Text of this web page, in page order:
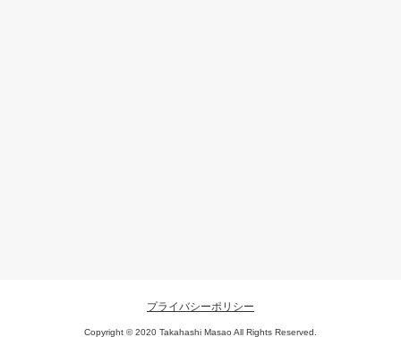
プライバシーポリシー
Copyright © 2020 Takahashi Masao All Rights Reserved.